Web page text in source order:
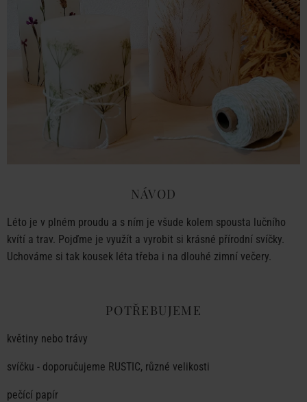
NÁVOD
Léto je v plném proudu a s ním je všude kolem spousta lučního
kvítí a trav. Pojďme je využít a vyrobit si krásné přírodní svíčky.
Uchováme si tak kousek léta třeba i na dlouhé zimní večery.
POTŘEBUJEME
květiny nebo trávy
svíčku - doporučujeme RUSTIC, různé velikosti
pečící papír